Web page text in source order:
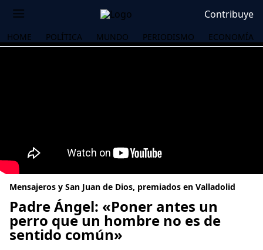
Contribuye
HOME POLÍTICA MUNDO PERIODISMO ECONOMÍA
Mensajeros y San Juan de Dios, premiados en Valladolid
Padre Ángel: «Poner antes un
perro que un hombre no es de
sentido común»